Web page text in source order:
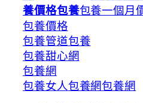
養價格包養包養一個月
包養價格
包養管道包養
包養甜心網
包養網
包養女人包養網包養網